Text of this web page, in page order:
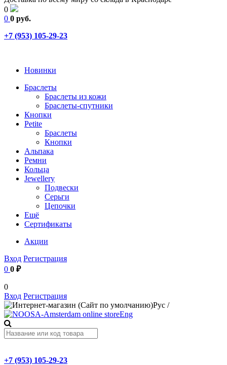
0
0 0 руб.
+7 (953) 105-29-23
Новинки
Браслеты
Браслеты из кожи
Браслеты-спутники
Кнопки
Petite
Браслеты
Кнопки
Альпака
Ремни
Кольца
Jewellery
Подвески
Серьги
Цепочки
Ещё
Сертификаты
Акции
Вход Регистрация
0 0 ₽
0
Вход Регистрация
Рус /
Eng
+7 (953) 105-29-23